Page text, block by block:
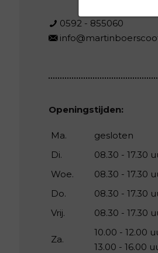
0592 - 855060
Openingstijden:
Ma.
gesloten
Di.
08.30 - 17.30
Woe.
08.30 - 17.30
Do.
08.30 - 17.30
Vrij.
08.30 - 17.30
Za.
10.00 - 12.00
13.00 - 16.00